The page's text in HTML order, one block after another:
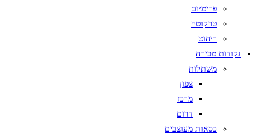
פרימיום
טרקוטה
ריהוט
נקודות מכירה
משתלות
צפון
מרכז
דרום
כסאות מעוצבים